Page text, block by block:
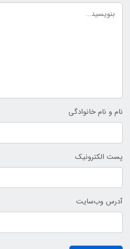
نام و نام خانوادگی
پست الکترونیک
آدرس وب‌سایت